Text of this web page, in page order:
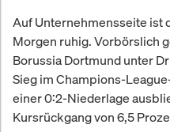
Auf Unternehmensseite ist
Morgen ruhig. Vorbörslich
Borussia Dortmund unter
Sieg im Champions-
einer 0:2-Niederlage
Kursrückgang von 6,5